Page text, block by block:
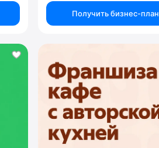
Получить бизнес-план